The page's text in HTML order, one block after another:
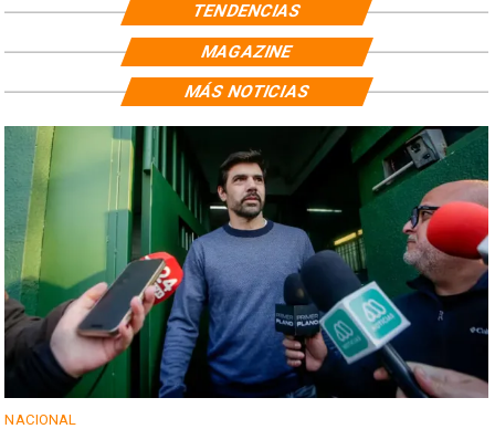
TENDENCIAS
MAGAZINE
NACIONAL
MÁS NOTICIAS